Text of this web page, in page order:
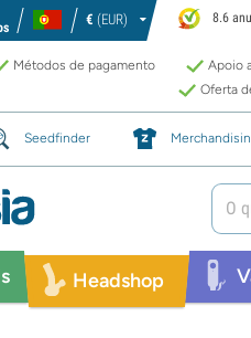
€ (EUR) 8.6
Métodos de pagamento Apoio
Oferta
Seedfinder
Headshop